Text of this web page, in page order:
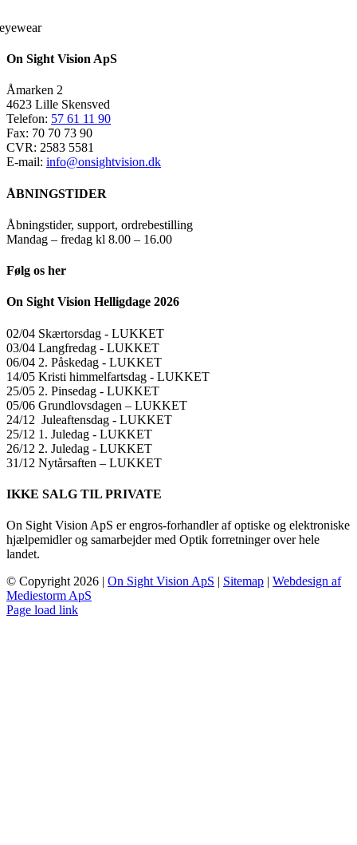
eyewear
On Sight Vision ApS
Åmarken 2
4623 Lille Skensved
Telefon: 57 61 11 90
Fax: 70 70 73 90
CVR: 2583 5581
E-mail: info@onsightvision.dk
ÅBNINGSTIDER
Åbningstider, support, ordrebestilling
Mandag – fredag kl 8.00 – 16.00
Følg os her
On Sight Vision Helligdage 2026
02/04 Skærtorsdag ​​- LUKKET
03/04 Langfredag ​​- LUKKET
06/04 2. Påskedag ​​- LUKKET
14/05 Kristi himmelfartsdag ​​- LUKKET
25/05 2. Pinsedag ​​- LUKKET
05/06 Grundlovsdagen – LUKKET
24/12 Juleaftensdag ​​- LUKKET
25/12 1. Juledag ​​- LUKKET
26/12 2. Juledag ​​- LUKKET
31/12 Nytårsaften – LUKKET
IKKE SALG TIL PRIVATE
On Sight Vision ApS er engros-forhandler af optiske og elektroniske
hjælpemidler og samarbejder med Optik forretninger over hele
landet.
© Copyright 2026 | On Sight Vision ApS | Sitemap | Webdesign af
Mediestorm ApS
Page load link